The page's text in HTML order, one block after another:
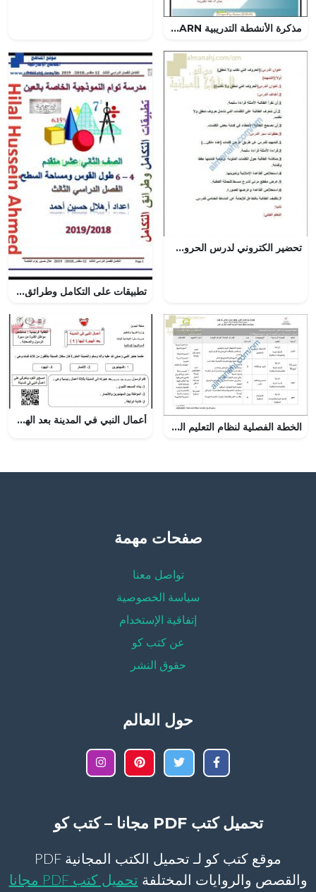
مذكرة الأنشطة التدريبية PRACTICE AND LEARN (لغة انجليزية) الثامن
تحضير الكتروني لدرس الحروف التي تكتب ولا تنطق (لغة عربية) الثامن
تطبيقات على التكامل وطرائق التكامل طول القوس ومساحة السطح, (رياضيات) الثاني عشر المتقدم
الخطة الفصلية لنظام التعليم المدمج (اجتماعيات) السابع
أعمال النبي في المدينة بعد الهجرة إليها (1)
صفحات مهمة
تواصل معنا
سياسة الخصوصية
إتفاقية الإستخدام
عن كتب كو
حقوق النشر
حول العالم
تحميل كتب PDF مجانا – كتب كو
موقع كتب كو لـ تحميل الكتب المجانية PDF
والقصص والروايات المختلفة
تحميل كتب PDF مجانا